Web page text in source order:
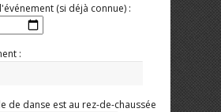
(si déjà connue) :
:
de danse est au rez-de-chaussée